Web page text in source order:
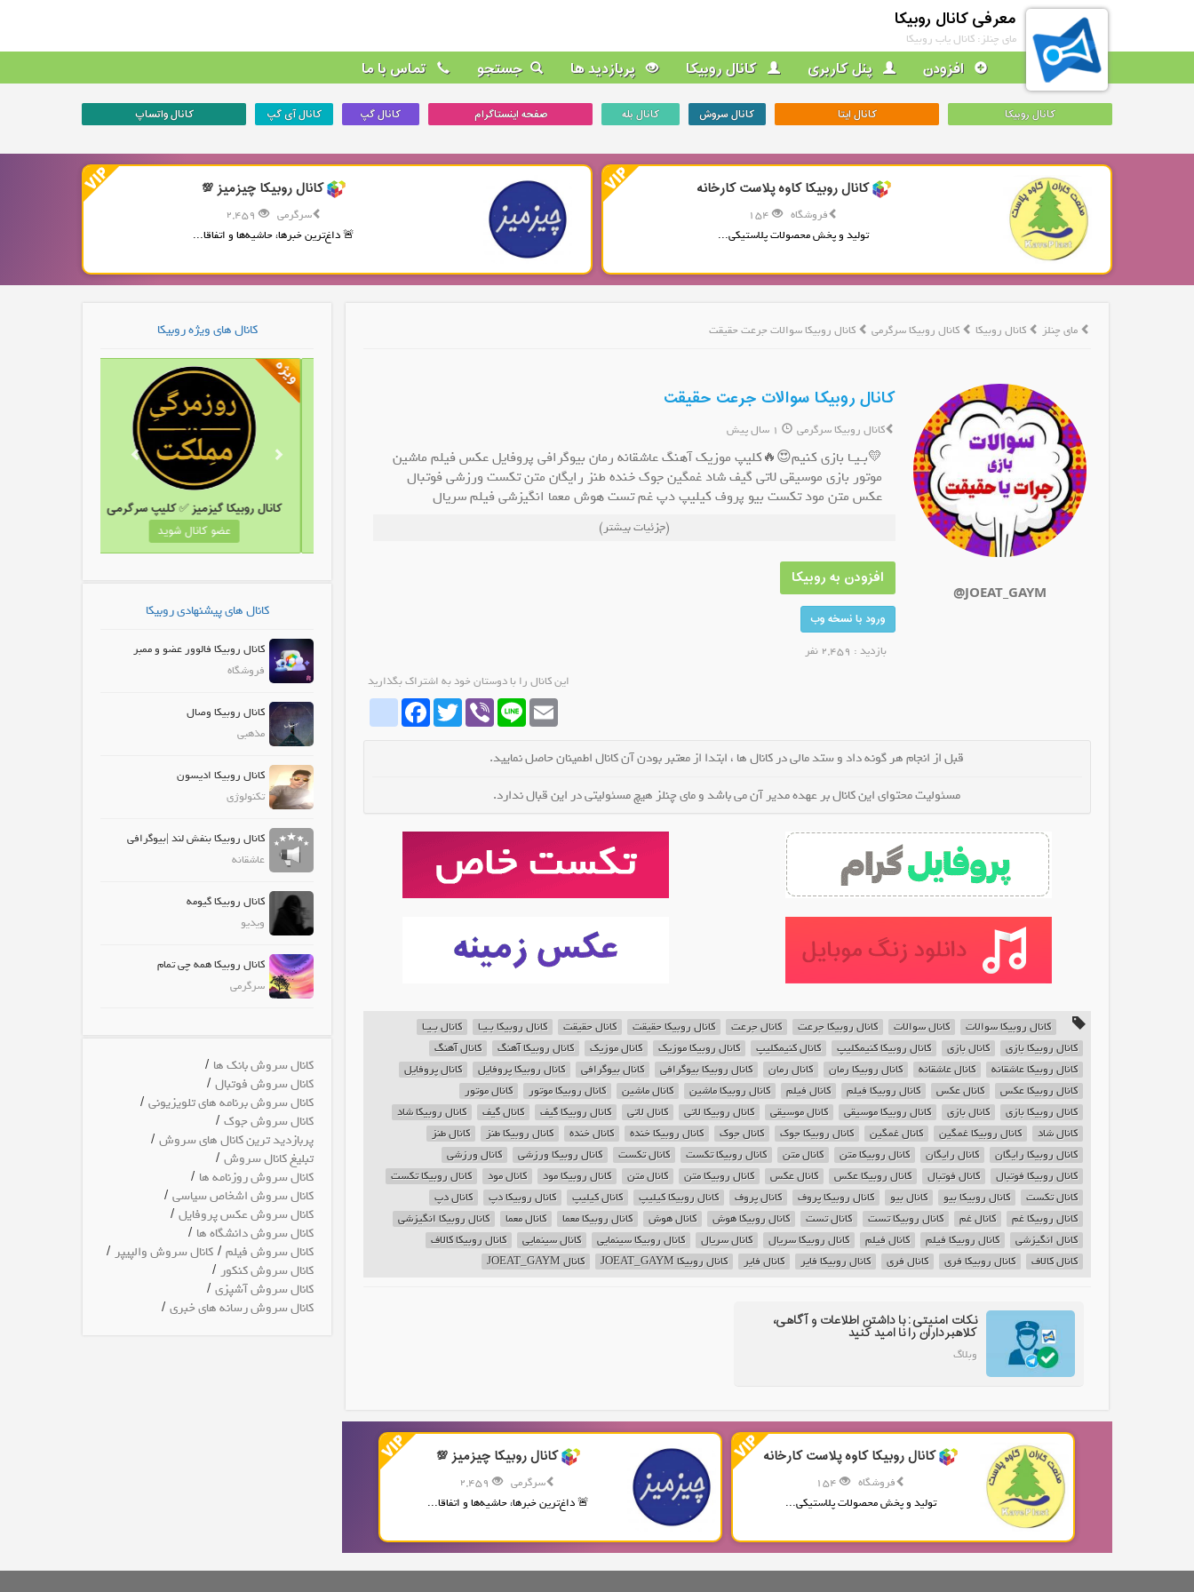
معرفی کانال روبیکا
مای چنلز: کانال یاب روبیکا
افزودن پنل کاربری کانال روبیکا پربازدید ها جستجو تماس با ما
کانال روبیکا کانال ایتا کانال سروش کانال بله صفحه اینستاگرام کانال گپ کانال آی گپ کانال واتساپ
کانال روبیکا کاوه پلاست کارخانه
فروشگاه
154
تولید و پخش محصولات پلاستیکی...
کانال روبیکا چیزمیز 💯
سرگرمی
🚨 داغ‌ترین خبرها، حاشیه‌ها و اتفاقا...
مای چنلز کانال روبیکا کانال روبیکا سرگرمی کانال روبیکا سوالات جرعت حقیقت
@JOEAT_GAYM
کانال روبیکا سوالات جرعت حقیقت
کانال روبیکا سرگرمی
💛بـیـا بازی ‌کنیم😍🔥کلیپ موزیک آهنگ عاشقانه رمان بیوگرافی پروفایل عکس فیلم ماشین
موتور بازی موسیقی لاتی گیف شاد غمگین جوک خنده طنز رایگان متن تکست ورزشی فوتبال
عکس متن مود تکست بیو پروف کیلیپ دپ غم تست هوش معما انگیزشی فیلم سریال
(جزئیات بیشتر)
افزودن به روبیکا
ورود با نسخه وب
بازدید : 2,459 نفر
این کانال را با دوستان خود به اشتراک بگذارید
whatrubikaFacebookTwitter Viber Line Email
قبل از انجام هر گونه داد و ستد مالی در کانال ها ، ابتدا از معتبر بودن آن کانال اطمینان حاصل نمایید.
مسئولیت محتوای این کانال بر عهده مدیر آن می باشد و مای چنلز هیچ مسئولیتی در این قبال ندارد.
کانال روبیکا سوالات کانال سوالات کانال روبیکا جرعت کانال جرعت کانال روبیکا حقیقت کانال حقیقت کانال روبیکا بـیـا
کانال بـیـا
کانال روبیکا بازی
کانال بازی کانال روبیکا ‌کنیمکلیپ کانال ‌کنیمکلیپ کانال روبیکا موزیک کانال موزیک کانال روبیکا آهنگ
کانال آهنگ
کانال روبیکا عاشقانه
کانال عاشقانه کانال روبیکا رمان کانال رمان کانال روبیکا بیوگرافی کانال بیوگرافی کانال روبیکا پروفایل
کانال پروفایل
کانال روبیکا عکس
کانال عکس کانال روبیکا فیلم کانال فیلم کانال روبیکا ماشین کانال ماشین کانال روبیکا موتور
کانال موتور
کانال روبیکا بازی
کانال بازی کانال روبیکا موسیقی کانال موسیقی کانال روبیکا لاتی کانال لاتی کانال روبیکا گیف کانال گیف
کانال روبیکا شاد
کانال شاد
کانال روبیکا غمگین کانال غمگین کانال روبیکا جوک کانال جوک کانال روبیکا خنده کانال خنده کانال روبیکا طنز
کانال طنز
کانال روبیکا رایگان
کانال رایگان کانال روبیکا متن کانال متن کانال روبیکا تکست کانال تکست کانال روبیکا ورزشی
کانال ورزشی
کانال روبیکا فوتبال
کانال فوتبال کانال روبیکا عکس کانال عکس کانال روبیکا متن کانال متن کانال روبیکا مود کانال مود
کانال روبیکا تکست
کانال تکست
کانال روبیکا بیو کانال بیو کانال روبیکا پروف کانال پروف کانال روبیکا کیلیپ کانال کیلیپ کانال روبیکا دپ
کانال دپ
کانال روبیکا غم
کانال غم کانال روبیکا تست کانال تست کانال روبیکا هوش کانال هوش کانال روبیکا معما کانال معما
کانال روبیکا انگیزشی
کانال انگیزشی
کانال روبیکا فیلم کانال فیلم کانال روبیکا سریال کانال سریال کانال روبیکا سینمایی کانال سینمایی
کانال روبیکا کالاف
کانال کالاف
کانال روبیکا فری کانال فری کانال روبیکا فایر کانال فایر کانال روبیکا JOEAT_GAYM کانال JOEAT_GAYM
نکات امنیتی: با داشتن اطلاعات و آگاهی،
کلاهبرداران را نا امید کنید
وبلاگ
کانال روبیکا کاوه پلاست کارخانه
فروشگاه
تولید و پخش محصولات پلاستیکی...
کانال روبیکا چیزمیز 💯
سرگرمی
2,459
🚨 داغ‌ترین خبرها، حاشیه‌ها و اتفاقا...
کانال های ویژه روبیکا
کانال روبیکا گیزمیز ✅ کلیپ سرگرمی کانال روبیکا دنیای بافتنی رویا کانال روبیکا حسرت کانال روبیکا لوازم خانگی کلاسیک کانال روبیکا ملایرنگار
عضو کانال شوید
کانال های پیشنهادی روبیکا
کانال روبیکا فالوور عضو و ممبر
فروشگاه
کانال روبیکا وصال
مذهبی
کانال روبیکا ادیسون
تکنولوژی
کانال روبیکا بنفش لند |بیوگرافی
عاشقانه
کانال روبیکا گیومه
ویدیو
کانال روبیکا همه چی تمام
سرگرمی
کانال سروش بانک ها /
کانال سروش فوتبال/
کانال سروش برنامه های تلویزیونی/
کانال سروش جوک/
پربازدید ترین کانال های سروش/
تبلیغ کانال سروش/
کانال سروش روزنامه ها /
کانال سروش اشخاص سیاسی/
کانال سروش عکس پروفایل/
کانال سروش دانشگاه ها /
کانال سروش فیلم/ کانال سروش والپیپر/
کانال سروش کنکور/
کانال سروش آشپزی/
کانال سروش رسانه های خبری/